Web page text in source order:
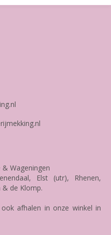
Wageningen
Elst (utr), Rhenen,
& de Klomp.
afhalen in onze winkel in